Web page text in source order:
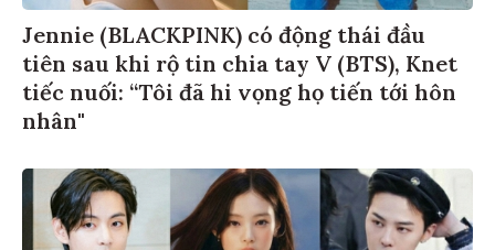
Jennie (BLACKPINK) có động thái đầu
tiên sau khi rộ tin chia tay V (BTS), Knet
tiếc nuối: “Tôi đã hi vọng họ tiến tới hôn
nhân"